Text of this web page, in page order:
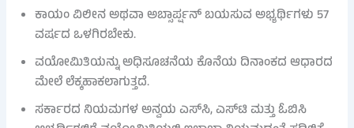
ಕಾಯಂ ವಿಲೀನ ಅಥವಾ ಅಬ್ಸಾರ್ಪ್ಷನ್ ಬಯಸುವ ಅಭ್ಯರ್ಥಿಗಳು 57
ವರ್ಷದ ಒಳಗಿರಬೇಕು.
ವಯೋಮಿತಿಯನ್ನು ಅಧಿಸೂಚನೆಯ ಕೊನೆಯ ದಿನಾಂಕದ ಆಧಾರದ
ಮೇಲೆ ಲೆಕ್ಕಹಾಕಲಾಗುತ್ತದೆ.
ಸರ್ಕಾರದ ನಿಯಮಗಳ ಅನ್ವಯ ಎಸ್‌ಸಿ, ಎಸ್‌ಟಿ ಮತ್ತು ಓಬಿಸಿ